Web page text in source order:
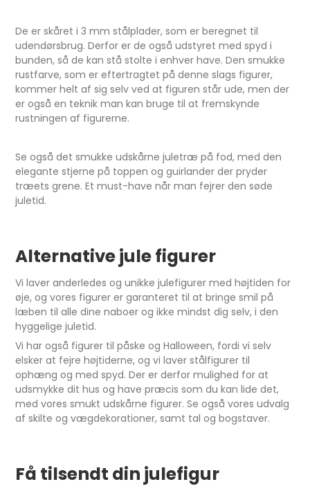
De er skåret i 3 mm stålplader, som er beregnet til
udendørsbrug. Derfor er de også udstyret med spyd i
bunden, så de kan stå stolte i enhver have. Den smukke
rustfarve, som er eftertragtet på denne slags figurer,
kommer helt af sig selv ved at figuren står ude, men der
er også en teknik man kan bruge til at fremskynde
rustningen af figurerne.
Se også det smukke udskårne juletræ på fod, med den
elegante stjerne på toppen og guirlander der pryder
træets grene. Et must-have når man fejrer den søde
juletid.
Alternative jule figurer
Vi laver anderledes og unikke julefigurer med højtiden for
øje, og vores figurer er garanteret til at bringe smil på
læben til alle dine naboer og ikke mindst dig selv, i den
hyggelige juletid.
Vi har også figurer til påske og Halloween, fordi vi selv
elsker at fejre højtiderne, og vi laver stålfigurer til
ophæng og med spyd. Der er derfor mulighed for at
udsmykke dit hus og have præcis som du kan lide det,
med vores smukt udskårne figurer. Se også vores udvalg
af skilte og vægdekorationer, samt tal og bogstaver.
Få tilsendt din julefigur